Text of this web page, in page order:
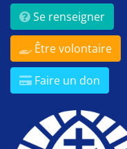
Se renseigner
Être volontaire
Faire un don